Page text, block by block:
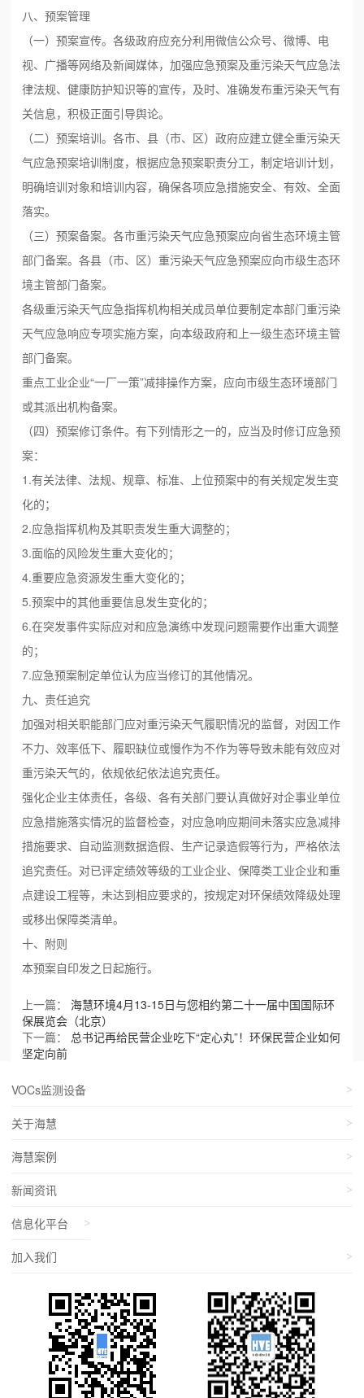
八、预案管理
（一）预案宣传。各级政府应充分利用微信公众号、微博、电
视、广播等网络及新闻媒体，加强应急预案及重污染天气应急法
律法规、健康防护知识等的宣传，及时、准确发布重污染天气有
关信息，积极正面引导舆论。
（二）预案培训。各市、县（市、区）政府应建立健全重污染天
气应急预案培训制度，根据应急预案职责分工，制定培训计划，
明确培训对象和培训内容，确保各项应急措施安全、有效、全面
落实。
（三）预案备案。各市重污染天气应急预案应向省生态环境主管
部门备案。各县（市、区）重污染天气应急预案应向市级生态环
境主管部门备案。
各级重污染天气应急指挥机构相关成员单位要制定本部门重污染
天气应急响应专项实施方案，向本级政府和上一级生态环境主管
部门备案。
重点工业企业“一厂一策”减排操作方案，应向市级生态环境部门
或其派出机构备案。
（四）预案修订条件。有下列情形之一的，应当及时修订应急预
案：
1.有关法律、法规、规章、标准、上位预案中的有关规定发生变
化的；
2.应急指挥机构及其职责发生重大调整的；
3.面临的风险发生重大变化的；
4.重要应急资源发生重大变化的；
5.预案中的其他重要信息发生变化的；
6.在突发事件实际应对和应急演练中发现问题需要作出重大调整
的；
7.应急预案制定单位认为应当修订的其他情况。
九、责任追究
加强对相关职能部门应对重污染天气履职情况的监督，对因工作
不力、效率低下、履职缺位或慢作为不作为等导致未能有效应对
重污染天气的，依规依纪依法追究责任。
强化企业主体责任，各级、各有关部门要认真做好对企事业单位
应急措施落实情况的监督检查，对应急响应期间未落实应急减排
措施要求、自动监测数据造假、生产记录造假等行为，严格依法
追究责任。对已评定绩效等级的工业企业、保障类工业企业和重
点建设工程等，未达到相应要求的，按规定对环保绩效降级处理
或移出保障类清单。
十、附则
本预案自印发之日起施行。
上一篇：海慧环境4月13-15日与您相约第二十一届中国国际环
保展览会（北京）
下一篇： 总书记再给民营企业吃下“定心丸”！环保民营企业如何
坚定向前
VOCs监测设备
关于海慧
海慧案例
新闻资讯
信息化平台
加入我们